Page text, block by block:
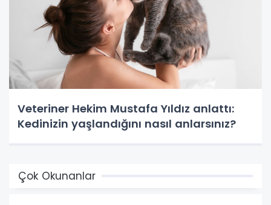
Veteriner Hekim Mustafa Yıldız anlattı:
Kedinizin yaşlandığını nasıl anlarsınız?
Çok Okunanlar